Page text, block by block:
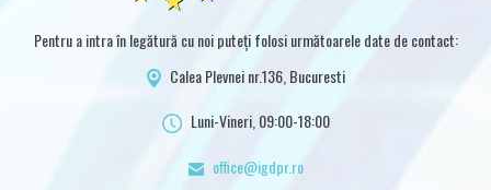
Pentru a intra în legătură cu noi puteți folosi următoarele date de contact:
Calea Plevnei nr.136, Bucuresti
Luni-Vineri, 09:00-18:00
office@igdpr.ro